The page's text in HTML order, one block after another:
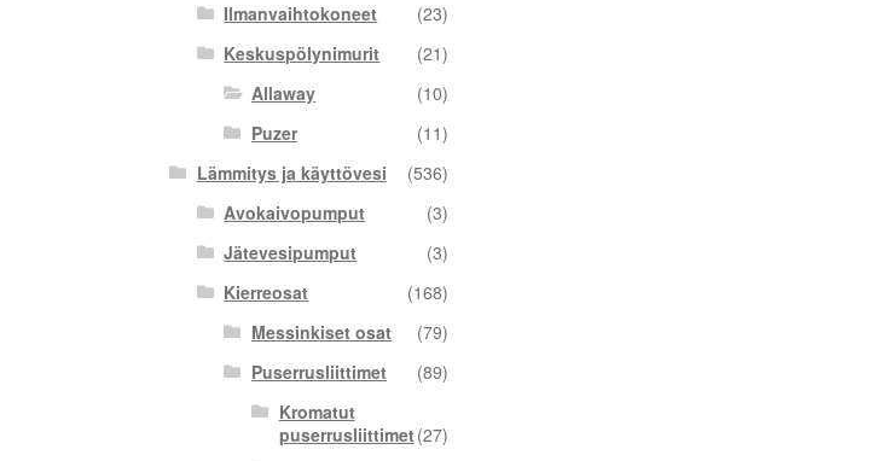
Ilmanvaihtokoneet
(23)
Keskuspölynimurit
(21)
Allaway
(10)
Puzer
(11)
Lämmitys ja käyttövesi
(536)
Avokaivopumput
(3)
Jätevesipumput
(3)
Kierreosat
(168)
Messinkiset osat
(79)
Puserrusliittimet
(89)
Kromatut
puserrusliittimet(27)